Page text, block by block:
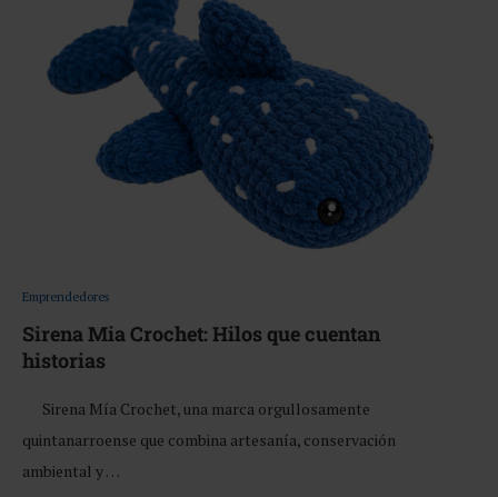
Emprendedores
Sirena Mia Crochet: Hilos que cuentan
historias
Sirena Mía Crochet, una marca orgullosamente
quintanarroense que combina artesanía, conservación
ambiental y …